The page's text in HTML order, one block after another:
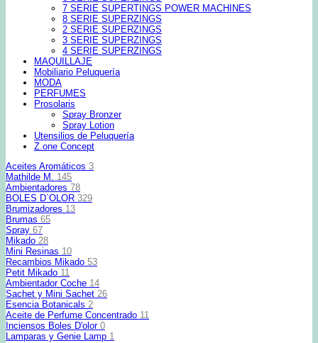
7 SERIE SUPERTINGS POWER MACHINES
8 SERIE SUPERZINGS
2 SERIE SUPERZINGS
3 SERIE SUPERZINGS
4 SERIE SUPERZINGS
MAQUILLAJE
Mobiliario Peluquería
MODA
PERFUMES
Prosolaris
Spray Bronzer
Spray Lotion
Utensilios de Peluquería
Z.one Concept
Aceites Aromáticos 3
Mathilde M. 145
Ambientadores 78
BOLES D`OLOR 329
Brumizadores 13
Brumas 65
Spray 67
Mikado 28
Mini Resinas 10
Recambios Mikado 53
Petit Mikado 11
Ambientador Coche 14
Sachet y Mini Sachet 26
Esencia Botanicals 2
Aceite de Perfume Concentrado 11
Inciensos Boles D'olor 0
Lamparas y Genie Lamp 1